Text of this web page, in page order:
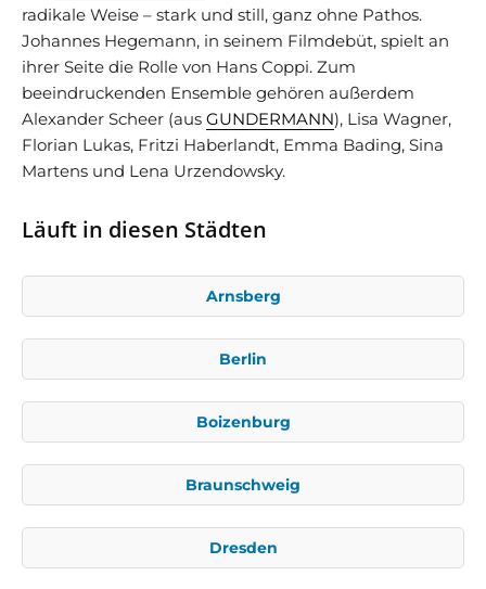
radikale Weise – stark und still, ganz ohne Pathos.
Johannes Hegemann, in seinem Filmdebüt, spielt an
ihrer Seite die Rolle von Hans Coppi. Zum
beeindruckenden Ensemble gehören außerdem
Alexander Scheer (aus GUNDERMANN), Lisa Wagner,
Florian Lukas, Fritzi Haberlandt, Emma Bading, Sina
Martens und Lena Urzendowsky.
Läuft in diesen Städten
Arnsberg
Berlin
Boizenburg
Braunschweig
Dresden